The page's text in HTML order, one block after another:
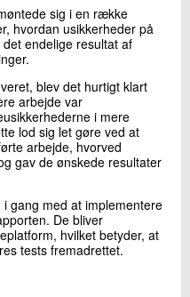
sig i en række
hvordan usikkerheder på
endelige resultat af
blev det hurtigt klart
arbejde var
i mere
lod sig let gøre ved at
arbejde, hvorved
gav de ønskede resultater
gang med at implementere
De bliver
hvilket betyder, at
tests fremadrettet.